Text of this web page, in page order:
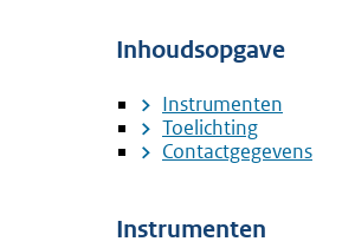
Inhoudsopgave
Instrumenten
Toelichting
Contactgegevens
Instrumenten